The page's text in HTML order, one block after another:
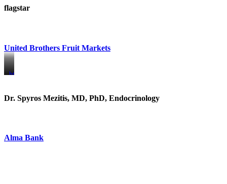
flagstar
United Brothers Fruit Markets
https://www.unitedbrothersfruitmarkets.com/
https://www.unitedbrothersfruitmarkets.com/
Dr. Spyros Mezitis, MD, PhD, Endocrinology
Alma Bank